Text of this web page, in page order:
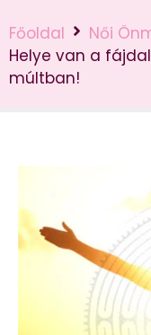
Főoldal
Női
Helye van a
múltban!